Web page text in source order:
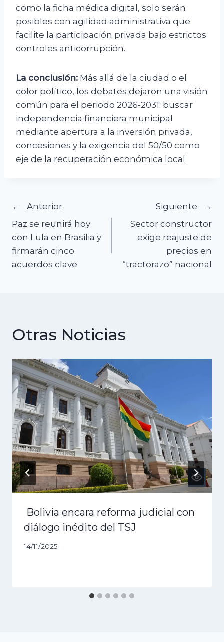
como la ficha médica digital, solo serán
posibles con agilidad administrativa que
facilite la participación privada bajo estrictos
controles anticorrupción.
La conclusión: Más allá de la ciudad o el
color político, los debates dejaron una visión
común para el periodo 2026-2031: buscar
independencia financiera municipal
mediante apertura a la inversión privada,
concesiones y la exigencia del 50/50 como
eje de la recuperación económica local.
Navegación
de
entradas
Anterior
Paz se reunirá hoy
con Lula en Brasilia y
firmarán cinco
acuerdos clave
Siguiente
Sector constructor
exige reajuste de
precios en
“tractorazo” nacional
Otras Noticias
Bolivia encara reforma judicial con
diálogo inédito del TSJ
14/11/2025